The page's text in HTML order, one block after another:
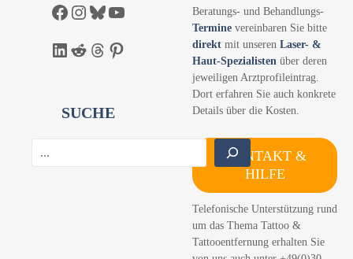
Facebook Instagram Bluesky YouTube
LinkedIn Reddit Threads Pinterest
SUCHE
Beratungs- und Behandlungs-
Termine vereinbaren Sie bitte
direkt mit unseren Laser- &
Haut-Spezialisten über deren
jeweiligen Arztprofileintrag.
Dort erfahren Sie auch konkrete
Details über die Kosten.
KONTAKT &
HILFE
Telefonische Unterstützung rund
um das Thema Tattoo &
Tattooentfernung erhalten Sie